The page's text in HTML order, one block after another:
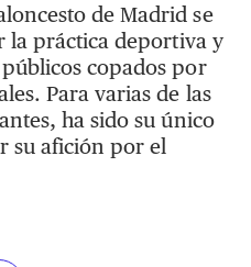
de Madrid se
la práctica deportiva y
copados por
Para varias de las
ha sido su único
su afición por el